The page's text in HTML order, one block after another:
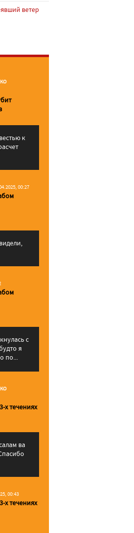
ветер
к
00:27
с
я
по...
х течениях
00:43
х течениях